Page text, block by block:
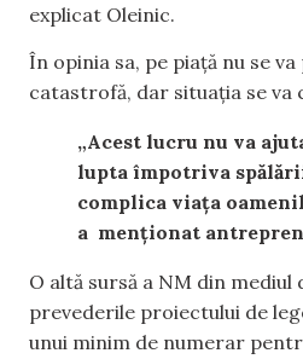
explicat Oleinic.
În opinia sa, pe piață nu se
catastrofă, dar situația se va
„Acest lucru nu va
lupta împotriva
complica viața
a menționat
O altă sursă a NM din mediul
prevederile proiectului de
unui minim de numerar